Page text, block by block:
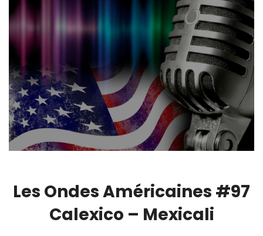
Les Ondes Américaines #97
Calexico – Mexicali